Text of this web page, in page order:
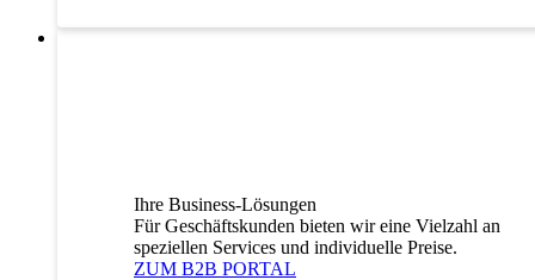
Ihre Business-Lösungen
Für Geschäftskunden bieten wir eine Vielzahl an
speziellen Services und individuelle Preise.
ZUM B2B PORTAL